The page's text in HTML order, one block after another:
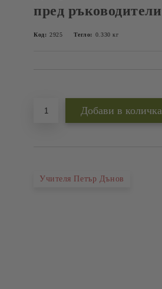
пред
Код: 2925 Тегло: 0.330 кг
Учителя Петър Дънов